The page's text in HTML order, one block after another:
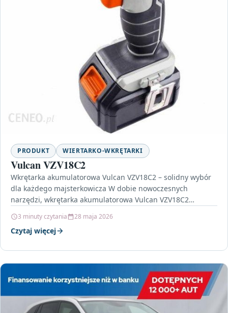
PRODUKT WIERTARKO-WKRĘTARKI
Vulcan VZV18C2
Wkrętarka akumulatorowa Vulcan VZV18C2 – solidny wybór
dla każdego majsterkowicza W dobie nowoczesnych
narzędzi, wkrętarka akumulatorowa Vulcan VZV18C2
3 minuty czytania 28 maja 2026
Czytaj więcej